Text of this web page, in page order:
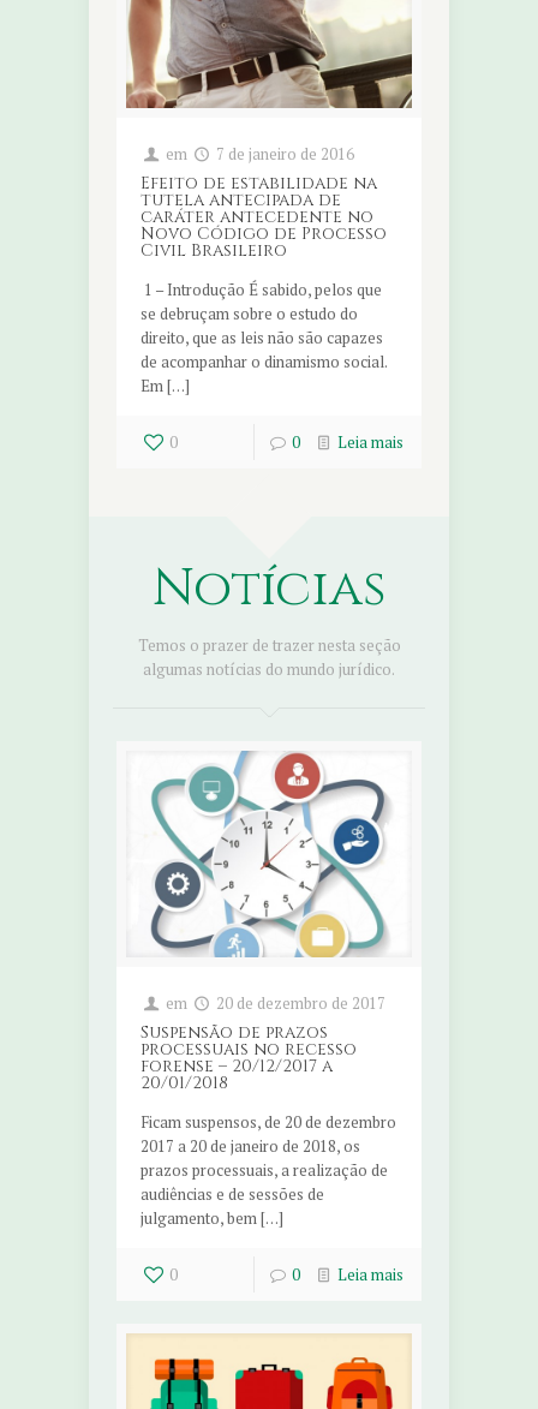
em 7 de janeiro de 2016
Efeito de estabilidade na
tutela antecipada de
caráter antecedente no
Novo Código de Processo
Civil Brasileiro
1 – Introdução É sabido, pelos que
se debruçam sobre o estudo do
direito, que as leis não são capazes
de acompanhar o dinamismo social.
Em […]
0 0 Leia mais
Notícias
Temos o prazer de trazer nesta seção
algumas notícias do mundo jurídico.
em 20 de dezembro de 2017
Suspensão de prazos
processuais no recesso
forense – 20/12/2017 a
20/01/2018
Ficam suspensos, de 20 de dezembro
2017 a 20 de janeiro de 2018, os
prazos processuais, a realização de
audiências e de sessões de
julgamento, bem […]
0 0 Leia mais